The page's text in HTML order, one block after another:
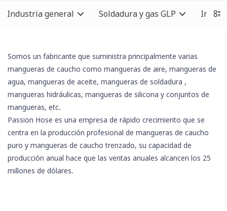
Industria general Soldadura y gas GLP
Somos un fabricante que suministra principalmente varias
mangueras de caucho como mangueras de aire, mangueras de
agua, mangueras de aceite, mangueras de soldadura ,
mangueras hidráulicas, mangueras de silicona y conjuntos de
mangueras, etc.
Passion Hose es una empresa de rápido crecimiento que se
centra en la producción profesional de mangueras de caucho
puro y mangueras de caucho trenzado, su capacidad de
producción anual hace que las ventas anuales alcancen los 25
millones de dólares.